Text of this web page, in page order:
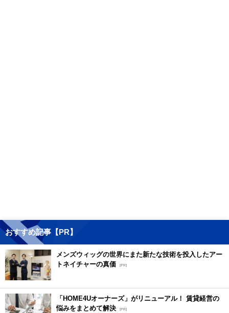
おすすめ記事【PR】
メンズウィッグの世界にまた新たな技術を投入したアー
トネイチャーの真価 [PR]
「HOME4Uオーナーズ」がリニューアル！ 賃貸経営の
悩みをまとめて解決 [PR]